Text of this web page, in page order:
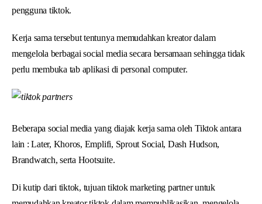
pengguna tiktok.
Kerja sama tersebut tentunya memudahkan kreator dalam
mengelola berbagai social media secara bersamaan sehingga tidak
perlu membuka tab aplikasi di personal computer.
Beberapa social media yang diajak kerja sama oleh Tiktok antara
lain : Later, Khoros, Emplifi, Sprout Social, Dash Hudson,
Brandwatch, serta Hootsuite.
Di kutip dari tiktok, tujuan tiktok marketing partner untuk